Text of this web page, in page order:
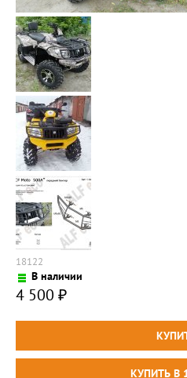
18122
В наличии
4 500 ₽